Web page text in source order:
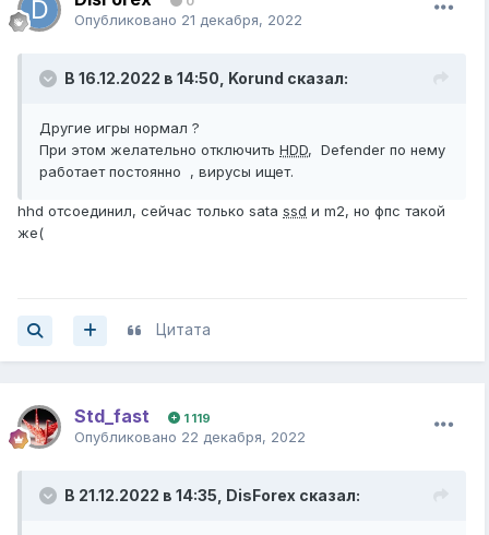
Опубликовано 21 декабря, 2022
В 16.12.2022 в 14:50, Korund сказал:
Другие игры нормал ?
При этом желательно отключить HDD, Defender по нему
работает постоянно , вирусы ищет.
hhd отсоединил, сейчас только sata ssd и m2, но фпс такой
же(
Цитата
Std_fast 1 119
Опубликовано 22 декабря, 2022
В 21.12.2022 в 14:35, DisForex сказал: